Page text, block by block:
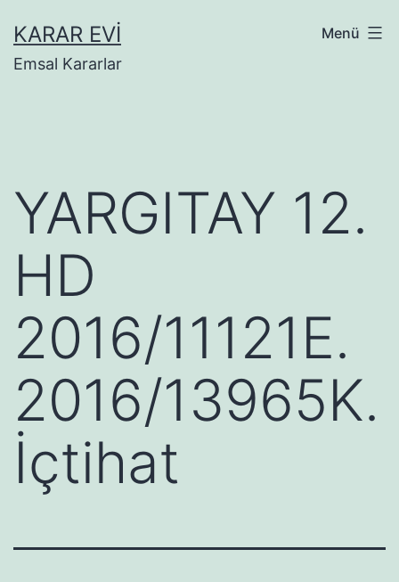
geçKARAR EVI
Emsal Kararlar
Menü
YARGITAY 12.
HD
2016/11121E.
2016/13965K.
İçtihat